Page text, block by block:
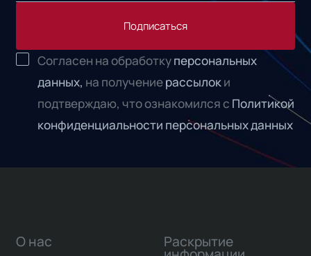
Подписаться
Согласен на обработкуперсональных
данных, на получениерассылоки
подтверждаю, что ознакомился с Политикой
конфиденциальности персональных данных
О нас Раскрытие